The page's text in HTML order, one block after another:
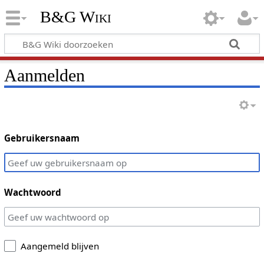
B&G Wiki
Aanmelden
Gebruikersnaam
Wachtwoord
Aangemeld blijven